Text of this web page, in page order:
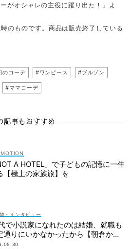
オシャレの主役に躍り出た！」よ
のものです。商品は販売終了している
のコーデ #ワンピース #ブルゾン
#ママコーデ
記事もおすすめ
A HOTEL」で子どもの記憶に一生
【極上の家族旅】を
・インタビュー
で小説家になれたのは結婚、就職も
通りにいかなかったから【朝倉かす
ん】